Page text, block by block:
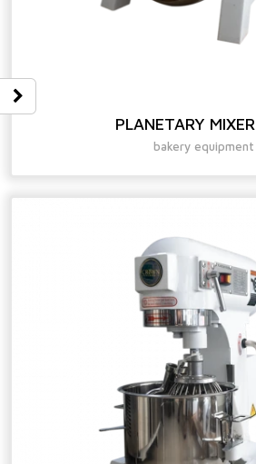
PLANETARY
bakery equipment